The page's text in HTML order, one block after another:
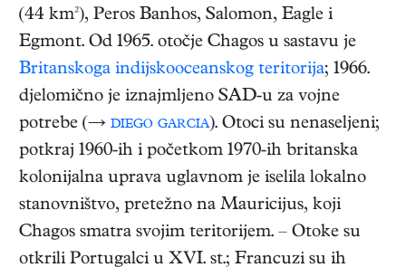
(44 km²), Peros Banhos, Salomon, Eagle i
Egmont. Od 1965. otočje Chagos u sastavu je
Britanskoga indijskooceanskog teritorija; 1966.
djelomično je iznajmljeno SAD-u za vojne
potrebe (→ diego garcia). Otoci su nenaseljeni;
potkraj 1960-ih i početkom 1970-ih britanska
kolonijalna uprava uglavnom je iselila lokalno
stanovništvo, pretežno na Mauricijus, koji
Chagos smatra svojim teritorijem. – Otoke su
otkrili Portugalci u XVI. st.; Francuzi su ih